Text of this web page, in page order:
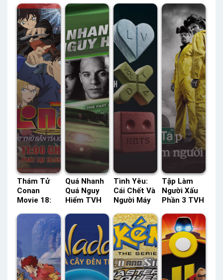
Thám Tử
Conan
Movie 18:
Tỉa Không
Tưởng
HTV3 Lồng
Tiếng –
Status: HD
Lồng Tiếng
Quá Nhanh
Quá Nguy
Hiểm TVH
Minh –
Status: HD
Thuyết
Minh
Tình Yêu:
Cái Chết Và
Người Máy
Netflix
Lồng Tiếng
– Status:
10 / 10
Lồng Tiếng
Tập Làm
Người Xấu
Phần 3 TVH
Minh –
Status: 13/
13 Thuyết
Minh